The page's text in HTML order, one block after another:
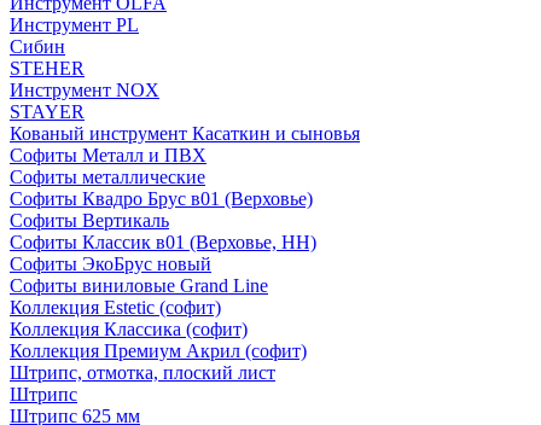
Инструмент PL
Сибин
STEHER
Инструмент NOX
STAYER
Кованый инструмент Касаткин и сыновья
Софиты Металл и ПВХ
Софиты металлические
Софиты Квадро Брус в01 (Верховье)
Софиты Вертикаль
Софиты Классик в01 (Верховье, НН)
Софиты ЭкоБрус новый
Софиты виниловые Grand Line
Коллекция Estetic (софит)
Коллекция Классика (софит)
Коллекция Премиум Акрил (софит)
Штрипс, отмотка, плоский лист
Штрипс
Штрипс 625 мм